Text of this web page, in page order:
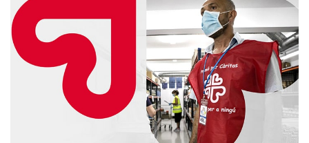
l
s